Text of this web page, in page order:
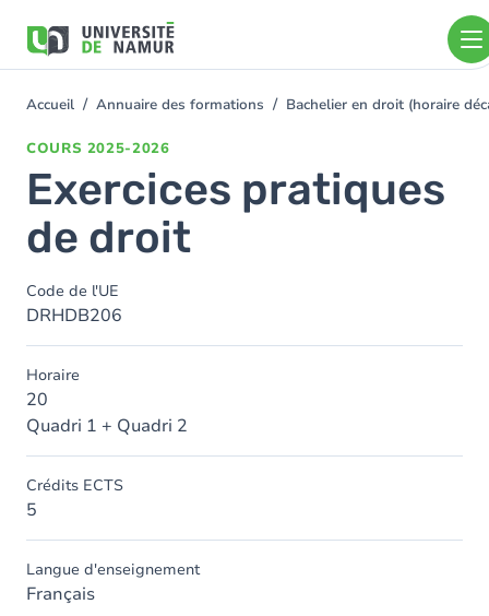
contenu
You
Accueil Annuaire des formations Bachelier en droit (horaire
COURS 2025-2026
Exercices pratiques
de droit
Code de l'UE
DRHDB206
Horaire
20
Quadri 1 + Quadri 2
Crédits ECTS
5
Langue d'enseignement
Français